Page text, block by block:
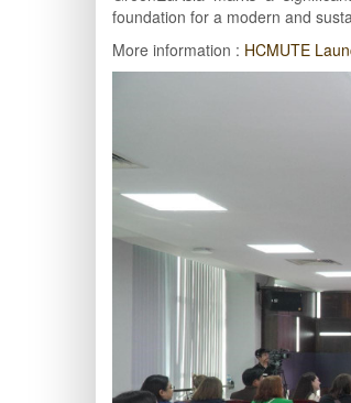
foundation for a modern and
More information : HCMUTE